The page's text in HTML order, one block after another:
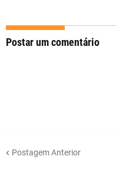
Postar um comentário
Postagem Anterior